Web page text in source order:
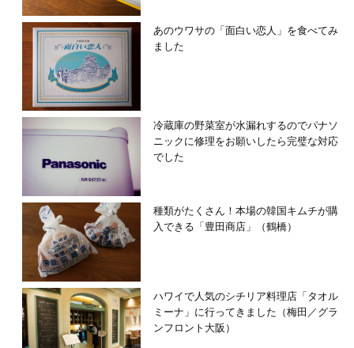
あのウワサの「面白い恋人」を食べてみ
ました
冷蔵庫の野菜室が水漏れするのでパナソ
ニックに修理をお願いしたら完璧な対応
でした
種類がたくさん！本場の韓国キムチが購
入できる「豊田商店」（鶴橋）
ハワイで人気のシチリア料理店「タオル
ミーナ」に行ってきました（梅田／グラ
ンフロント大阪）